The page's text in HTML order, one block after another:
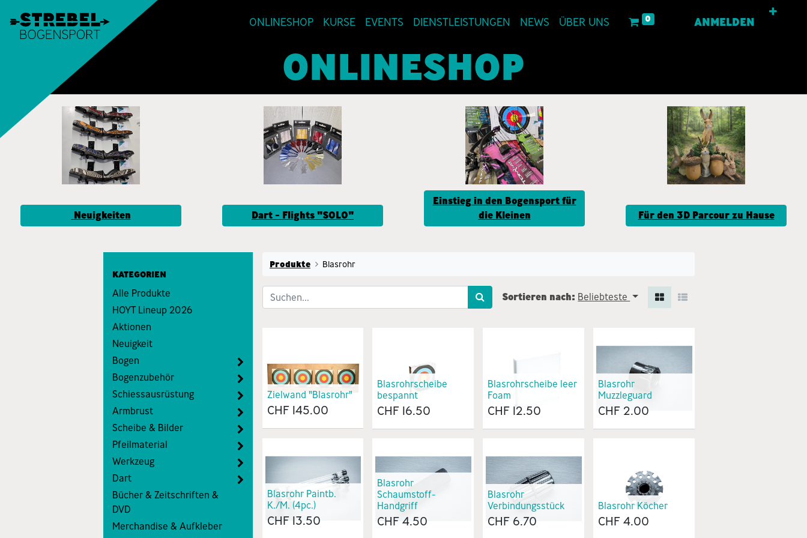
ONLINESHOP KURSE EVENTS DIENSTLEISTUNGEN NEWS ÜBER UNS 0 ANMELDEN
ONLINESHOP
Neuigkeiten Dart - Flights "SOLO"
Einstieg in den Bogensport für
die Kleinen
Für den 3D Parcour zu Hause
KATEGORIEN
Alle Produkte
HOYT Lineup 2026
Aktionen
Neuigkeit
Bogen
Bogenzubehör
Schiessausrüstung
Armbrust
Scheibe & Bilder
Pfeilmaterial
Werkzeug
Dart
Bücher & Zeitschriften &
DVD
Merchandise & Aufkleber
Produkte Blasrohr
Sortieren nach: Beliebteste
Zielwand "Blasrohr"
CHF 145.00
Blasrohrscheibe
bespannt
CHF 16.50
Blasrohrscheibe leer
Foam
CHF 12.50
Blasrohr
Muzzleguard
CHF 2.00
Blasrohr Paintb.
K./M. (4pc.)
CHF 13.50
Blasrohr
Schaumstoff-
Handgriff
CHF 4.50
Blasrohr
Verbindungsstück
CHF 6.70
Blasrohr Köcher
CHF 4.00